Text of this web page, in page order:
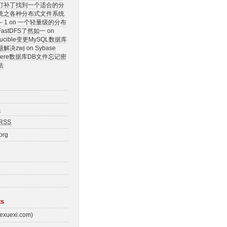
补丁找到一个适合的分
之各种分布式文件系统
1 on 一个轻量级的分布
了然如一 on
变更MySQL数据库
解决zwj on Sybase
数据库DB文件忘记密